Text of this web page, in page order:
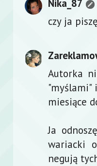
Nika_87
czy ja
Autorka
"myślami"
miesiące
Ja
wariacki
negują